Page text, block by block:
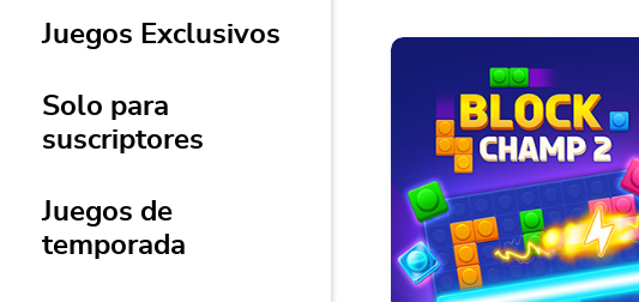
Juegos Exclusivos
Solo para
suscriptores
Juegos de
temporada